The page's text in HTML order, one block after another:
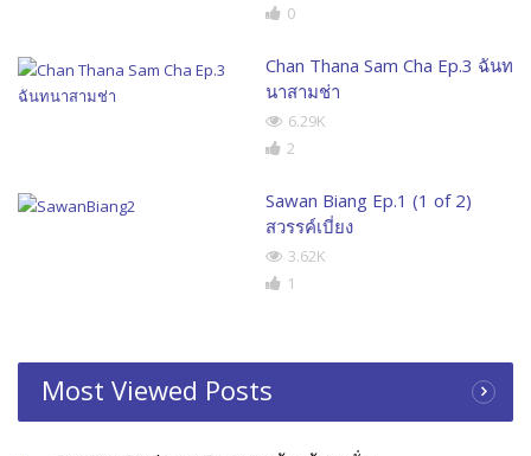
0
Chan Thana Sam Cha Ep.3 ฉันท
นาสามช่า
6.29K
2
Sawan Biang Ep.1 (1 of 2)
สวรรค์เบี่ยง
3.62K
1
Most Viewed Posts